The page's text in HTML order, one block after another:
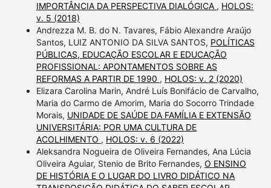
IMPORTÂNCIA DA PERSPECTIVA DIALÓGICA , HOLOS:
v. 5 (2018)
Andrezza M. B. do N. Tavares, Fábio Alexandre Araújo
Santos, LUIZ ANTONIO DA SILVA SANTOS, POLÍTICAS
PÚBLICAS, EDUCAÇÃO ESCOLAR E EDUCAÇÃO
PROFISSIONAL: APONTAMENTOS SOBRE AS
REFORMAS A PARTIR DE 1990 , HOLOS: v. 2 (2020)
Elizara Carolina Marin, André Luís Bonifácio de Carvalho,
Maria do Carmo de Amorim, Maria do Socorro Trindade
Morais, UNIDADE DE SAÚDE DA FAMÍLIA E EXTENSÃO
UNIVERSITÁRIA: POR UMA CULTURA DE
ACOLHIMENTO , HOLOS: v. 6 (2022)
Aleksandra Nogueira de Oliveira Fernandes, Ana Lúcia
Oliveira Aguiar, Stenio de Brito Fernandes, O ENSINO
DE HISTÓRIA E O LUGAR DO LIVRO DIDÁTICO NA